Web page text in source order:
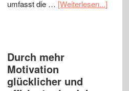
umfasst die … [Weiterlesen...]
Durch mehr
Motivation
glücklicher und